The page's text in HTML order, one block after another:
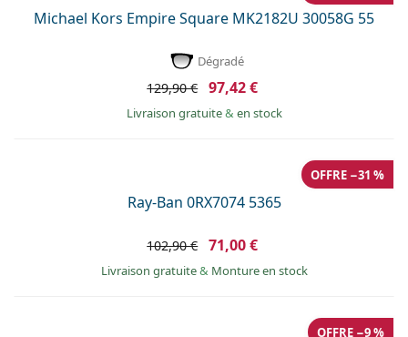
Michael Kors Empire Square MK2182U 30058G 55
Dégradé
129,90 € 97,42 €
Livraison gratuite& en stock
Ray-Ban 0RX7074 5365
OFFRE −31 %
102,90 € 71,00 €
Livraison gratuite& Monture en stock
OFFRE −9 %